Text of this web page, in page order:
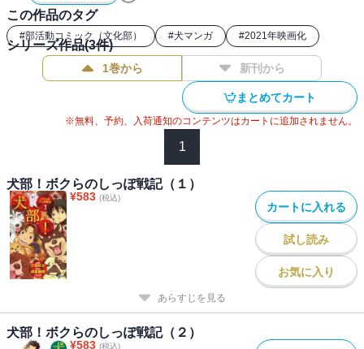
この作品のタグ
#部活動コミック（文化部） #犬マンガ #2021年映画化
シリーズ作品(3件)
1巻から 新刊から
まとめてカート
※無料、予約、入荷通知のコンテンツはカートに追加されません。
1
犬部！ボクらのしっぽ戦記（１）
¥583 (税込)
カートに入れる
試し読み
お気に入り
あらすじを見る
犬部！ボクらのしっぽ戦記（２）
¥583 (税込)